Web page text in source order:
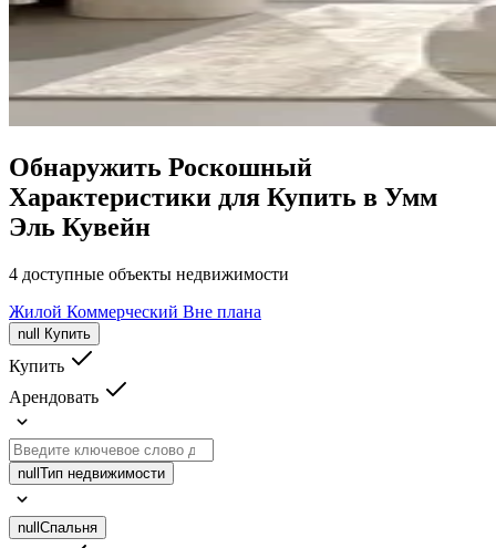
Обнаружить Роскошный
Характеристики для Купить в Умм
Эль Кувейн
4 доступные объекты недвижимости
Жилой Коммерческий Вне плана
null Купить
Купить
Арендовать
null Тип недвижимости
null Спальня